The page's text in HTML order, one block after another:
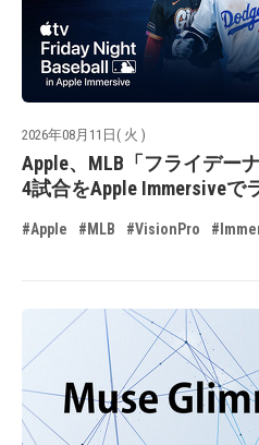
2026年08月11日( 火 )
Apple、MLB「フライデー
4試合をApple Immersive
#Apple #MLB #VisionPro